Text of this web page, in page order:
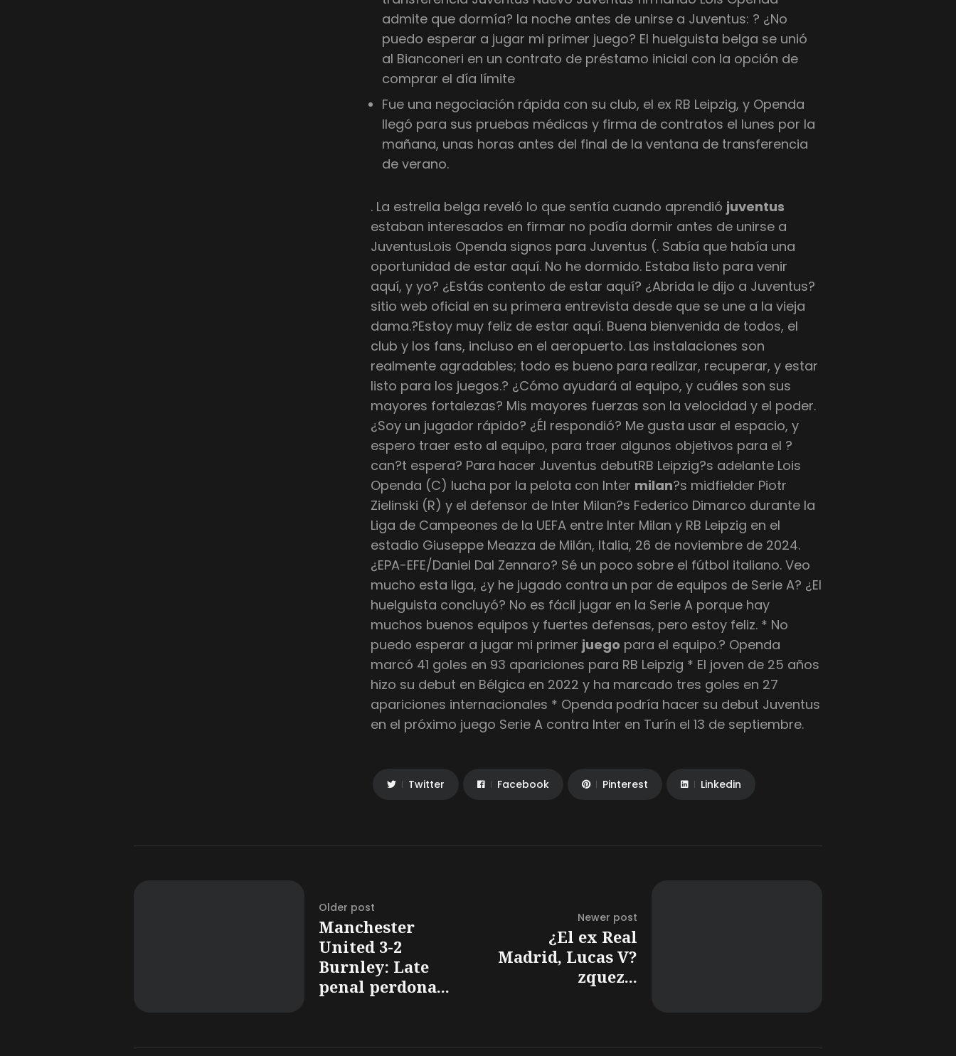
admite que dormía? la noche antes de unirse a Juventus: ? ¿No
puedo esperar a jugar mi primer juego? El huelguista belga se unió
al Bianconeri en un contrato de préstamo inicial con la opción de
comprar el día límite
Fue una negociación rápida con su club, el ex RB Leipzig, y Openda
llegó para sus pruebas médicas y firma de contratos el lunes por la
mañana, unas horas antes del final de la ventana de transferencia
de verano.
. La estrella belga reveló lo que sentía cuando aprendió juventus
estaban interesados en firmar no podía dormir antes de unirse a
JuventusLois Openda signos para Juventus (. Sabía que había una
oportunidad de estar aquí. No he dormido. Estaba listo para venir
aquí, y yo? ¿Estás contento de estar aquí? ¿Abrida le dijo a Juventus?
sitio web oficial en su primera entrevista desde que se une a la vieja
dama.?Estoy muy feliz de estar aquí. Buena bienvenida de todos, el
club y los fans, incluso en el aeropuerto. Las instalaciones son
realmente agradables; todo es bueno para realizar, recuperar, y estar
listo para los juegos.? ¿Cómo ayudará al equipo, y cuáles son sus
mayores fortalezas? Mis mayores fuerzas son la velocidad y el poder.
¿Soy un jugador rápido? ¿Él respondió? Me gusta usar el espacio, y
espero traer esto al equipo, para traer algunos objetivos para el ?
can?t espera? Para hacer Juventus debutRB Leipzig?s adelante Lois
Openda (C) lucha por la pelota con Inter milan?s midfielder Piotr
Zielinski (R) y el defensor de Inter Milan?s Federico Dimarco durante la
Liga de Campeones de la UEFA entre Inter Milan y RB Leipzig en el
estadio Giuseppe Meazza de Milán, Italia, 26 de noviembre de 2024.
¿EPA-EFE/Daniel Dal Zennaro? Sé un poco sobre el fútbol italiano. Veo
mucho esta liga, ¿y he jugado contra un par de equipos de Serie A? ¿El
huelguista concluyó? No es fácil jugar en la Serie A porque hay
muchos buenos equipos y fuertes defensas, pero estoy feliz. * No
puedo esperar a jugar mi primer juego para el equipo.? Openda
marcó 41 goles en 93 apariciones para RB Leipzig * El joven de 25 años
hizo su debut en Bélgica en 2022 y ha marcado tres goles en 27
apariciones internacionales * Openda podría hacer su debut Juventus
en el próximo juego Serie A contra Inter en Turín el 13 de septiembre.
Twitter Facebook Pinterest Linkedin
Older post
Manchester
United 3-2
Burnley: Late
penal perdona...
Newer post
¿El ex Real
Madrid, Lucas V?
zquez...